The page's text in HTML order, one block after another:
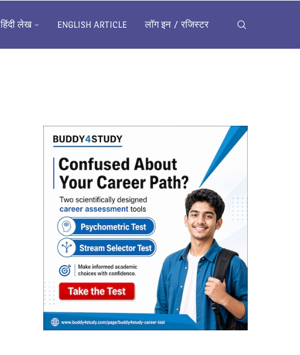
हिंदी लेख ENGLISH ARTICLE लॉग इन / रजिस्टर